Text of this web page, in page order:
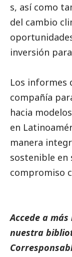
s, así como
del cambio
inversión
Los informes
compañía
hacia
en
manera
sostenible en
compromiso
Accede a
nuestra